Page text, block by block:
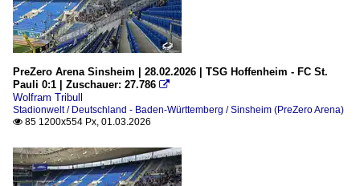
PreZero Arena Sinsheim | 28.02.2026 | TSG Hoffenheim - FC St.
Pauli 0:1 | Zuschauer: 27.786 
Wolfram Tribull
Stadionwelt / Deutschland - Baden-Württemberg / Sinsheim (PreZero Arena)
 85 1200x554 Px, 01.03.2026